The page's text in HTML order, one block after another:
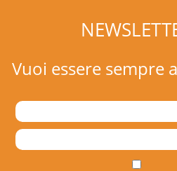
Vuoi essere sempre